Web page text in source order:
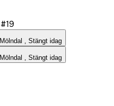
Mölndal , Stängt idag
Mölndal , Stängt idag